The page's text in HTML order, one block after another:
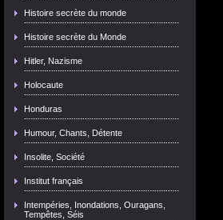
Histoire secrète du monde
Histoire secrète du Monde
Hitler, Nazisme
Holocaute
Honduras
Humour, Chants, Détente
Insolite, Société
Institut français
Intempéries, Inondations, Ouragans,
Tempêtes, Séis